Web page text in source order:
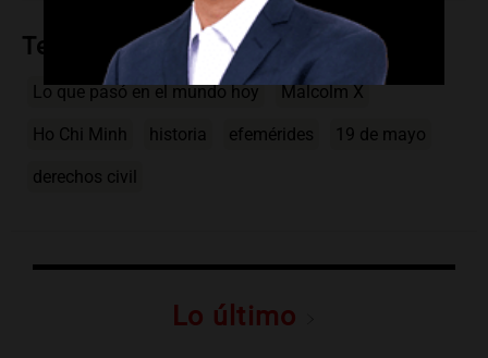
Temas
Lo que pasó en el mundo hoy Malcolm X
Ho Chi Minh historia efemérides 19 de mayo
derechos civil
Lo último